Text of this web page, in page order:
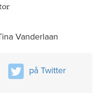
Vanderlaan
på Twitter